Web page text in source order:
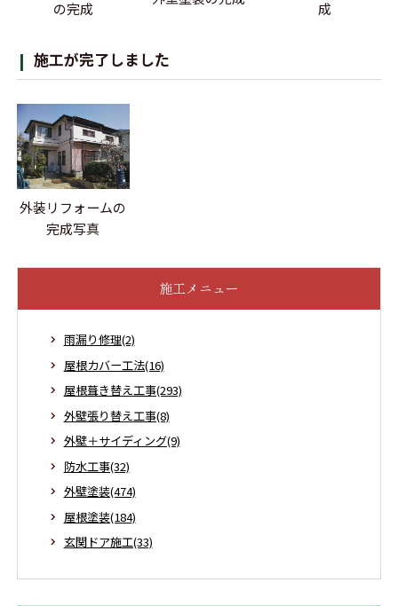
の完成 成
施工が完了しました
外装リフォームの
完成写真
施工メニュー
雨漏り修理(2)
屋根カバー工法(16)
屋根葺き替え工事(293)
外壁張り替え工事(8)
外壁＋サイディング(9)
防水工事(32)
外壁塗装(474)
屋根塗装(184)
玄関ドア施工(33)